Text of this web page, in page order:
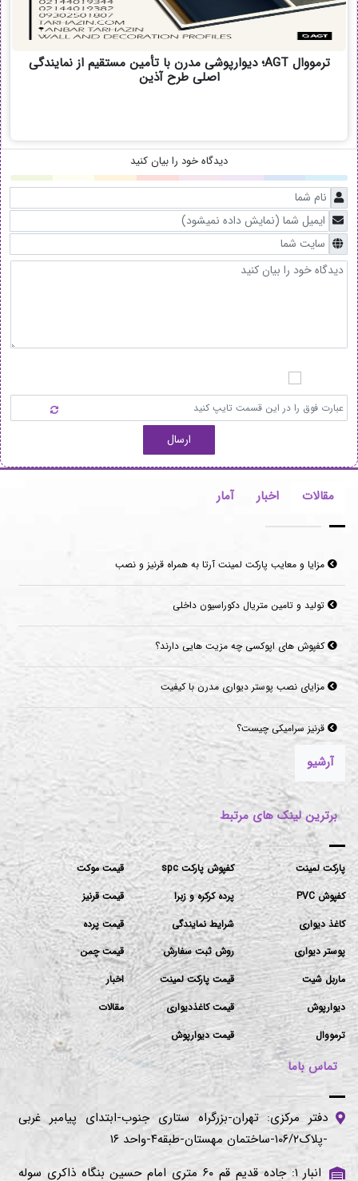
ترمووال AGT؛ دیوارپوشی مدرن با تأمین مستقیم از نمایندگی
اصلی طرح آذین
دیدگاه خود را بیان کنید
ارسال
مقالات اخبار آمار
مزایا و معایب پارکت لمینت آرتا به همراه قرنیز و نصب
تولید و تامین متریال دکوراسیون داخلی
کفپوش های اپوکسی چه مزیت هایی دارند؟
مزایای نصب پوستر دیواری مدرن با کیفیت
قرنیز سرامیکی چیست؟
آرشیو
برترین لینک های مرتبط
پارکت لمینت
کفپوش PVC
کاغذ دیواری
پوستر دیواری
ماربل شیت
دیوارپوش
ترمووال
کفپوش پارکت spc
پرده کرکره و زبرا
شرایط نمایندگی
روش ثبت سفارش
قیمت پارکت لمینت
قیمت کاغذدیواری
قیمت دیوارپوش
قیمت موکت
قیمت قرنیز
قیمت پرده
قیمت چمن
اخبار
مقالات
تماس باما
دفتر مرکزی: تهران-بزرگراه ستاری جنوب-ابتدای پیامبر غربی
-پلاک۱۰۶/۲-ساختمان مهستان-طبقه۴-واحد ۱۶
انبار ۱: جاده قدیم قم ۶۰ متری امام حسین بنگاه ذاکری سوله